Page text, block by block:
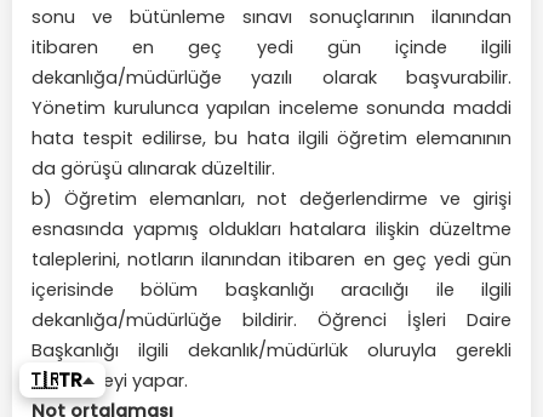
sonu ve bütünleme sınavı sonuçlarının ilanından
itibaren en geç yedi gün içinde ilgili
dekanlığa/müdürlüğe yazılı olarak başvurabilir.
Yönetim kurulunca yapılan inceleme sonunda maddi
hata tespit edilirse, bu hata ilgili öğretim elemanının
da görüşü alınarak düzeltilir.
b) Öğretim elemanları, not değerlendirme ve girişi
esnasında yapmış oldukları hatalara ilişkin düzeltme
taleplerini, notların ilanından itibaren en geç yedi gün
içerisinde bölüm başkanlığı aracılığı ile ilgili
dekanlığa/müdürlüğe bildirir. Öğrenci İşleri Daire
Başkanlığı ilgili dekanlık/müdürlük oluruyla gerekli
düzeltmeyi yapar.
Not ortalaması
🇹🇷TR